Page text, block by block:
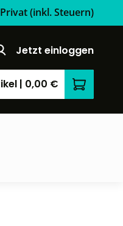
Privat(inkl. Steuern)
Jetzt einloggen
| 0,00 €